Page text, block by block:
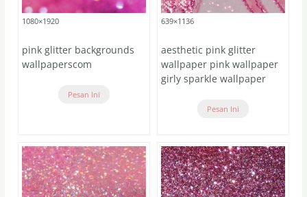
1080×1920
pink glitter backgrounds
wallpaperscom
Pesan Ini
639×1136
aesthetic pink glitter
wallpaper pink wallpaper
girly sparkle wallpaper
Pesan Ini